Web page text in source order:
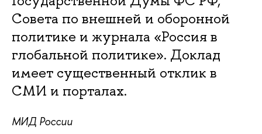
Совета по внешней и оборонной
политике и журнала «Россия в
глобальной политике». Доклад
имеет существенный отклик в
СМИ и порталах.
МИД России